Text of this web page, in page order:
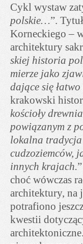
Cykl wystaw
polskie…”.
Korneckiego –
architektury
skiej historia
mierze jako
dające się
krakowski
kościoły
powiązanym z
lokalna tradycja
cudzoziemców,
innych krajach.
choć wówczas
architektury, na
potrafiono
kwestii